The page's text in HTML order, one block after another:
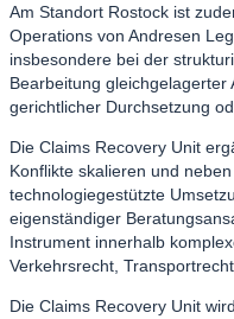
Am Standort Rostock ist
Operations von Andresen
insbesondere bei der
Bearbeitung gleichgelagerter
gerichtlicher Durchsetzung
Die Claims Recovery Unit
Konflikte skalieren und
technologiegestützte
eigenständiger
Instrument innerhalb
Verkehrsrecht,
Die Claims Recovery Unit